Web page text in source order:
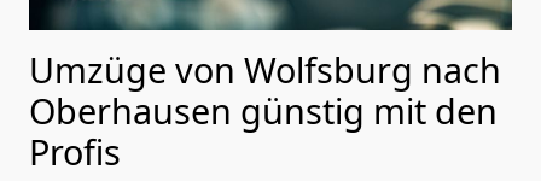
Umzüge von Wolfsburg nach
Oberhausen günstig mit den
Profis